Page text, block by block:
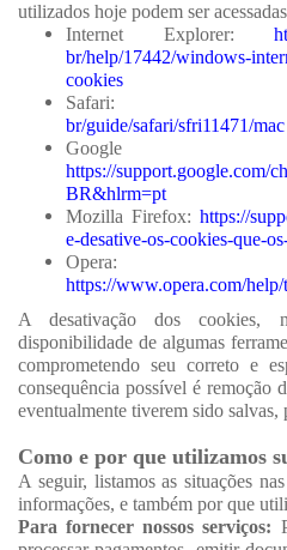
utilizados hoje podem ser
Internet Explorer:
br/help/17442/windows-
cookies
br/guide/safari/sfri11471/mac
Google
https://support.google.com/
BR&hlrm=pt
Mozilla Firefox: https://
e-desative-os-cookies-que-
Opera:
https://www.opera.com/
A desativação dos cookies,
disponibilidade de algumas
comprometendo seu correto e
consequência possível é remoção
eventualmente tiverem sido
Como e por que utilizamos
A seguir, listamos as situações
informações, e também por que
Para fornecer nossos serviços: